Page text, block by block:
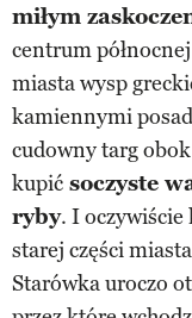
miłym
centrum północnej
miasta wysp
kamiennymi
cudowny targ
kupić soczyste
ryby. I oczywiście
starej części
Starówka uroczo